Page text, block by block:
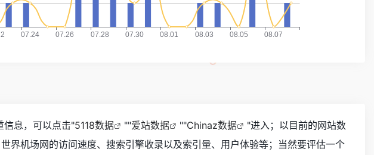
信息，可以点击"5118数据 ""爱站数据 ""Chinaz数据
"进入；以目前的网站数
界机场网的访问速度、搜索引擎收录以及索引量、用户体验等；当然要评估一个